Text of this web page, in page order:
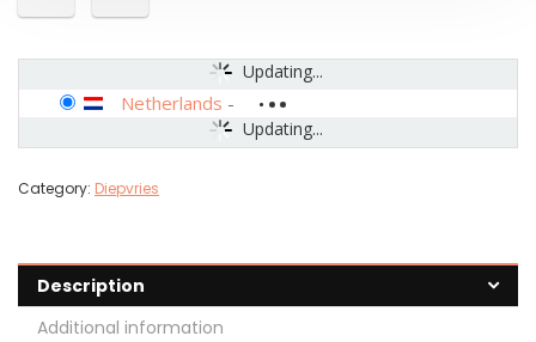
Updating...
Updating...
Netherlands -
Category: Diepvries
Description
Additional information